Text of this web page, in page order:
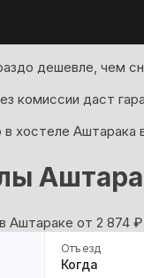
дешевле, чем
комиссии даст
хостеле Аштарака
Аштараке oт 2 874 ₽
Отъезд
Когда